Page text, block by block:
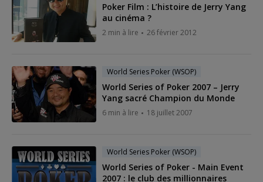
Poker Film : L’histoire de Jerry Yang
au cinéma ?
2 min à lire 26 février 2012
World Series Poker (WSOP)
World Series of Poker 2007 – Jerry
Yang sacré Champion du Monde
6 min à lire 18 juillet 2007
World Series Poker (WSOP)
World Series of Poker - Main Event
2007 : le club des millionnaires